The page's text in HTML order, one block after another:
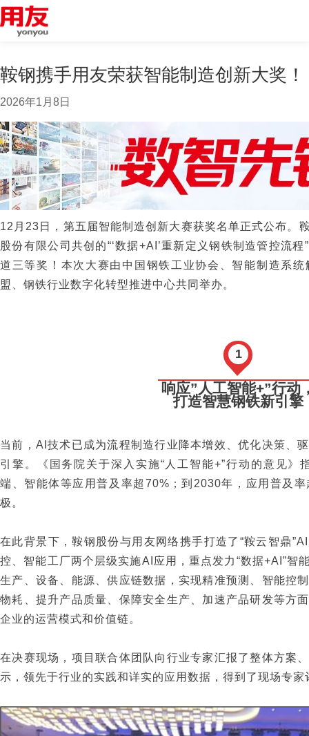
鞍钢携手用友荣获智能制造创新大奖！
2026年1月8日
12月23日，第五届智能制造创新大赛获奖名单正式公布。
股份有限公司共创的“‘数据+AI’重新定义钢铁制造管控流
道三等奖！本次大赛由中国钢铁工业协会、智能制造系
盟、钢铁行业数字化转型推进中心共同举办。
1
响应”人工智能+”行动
打造智慧钢铁新引擎
当前，AI技术已成为流程制造行业降本增效、优化决策、
引擎。《国务院关于深入实施“人工智能+”行动的意见》
端、智能体等应用普及率超70%；到2030年，应用普及
极。
在此背景下，鞍钢股份与用友网络携手打造了“鞍云智鼎
控、智能工厂两个层级实施AI应用，重点发力“数据+AI”智
生产、设备、能源、供应链数据，实现精准预测、智能控
物耗、提升产品质量、保障安全生产、加速产品研发等方
企业的运营模式和价值链。
在决赛现场，项目联合体团队向行业专家汇报了整体方案
示，领先于行业的实践和详实的应用数据，得到了现场专